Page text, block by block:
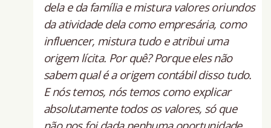
dela e da família e mistura valores oriundos
da atividade dela como empresária, como
influencer, mistura tudo e atribui uma
origem lícita. Por quê? Porque eles não
sabem qual é a origem contábil disso tudo.
E nós temos, nós temos como explicar
absolutamente todos os valores, só que